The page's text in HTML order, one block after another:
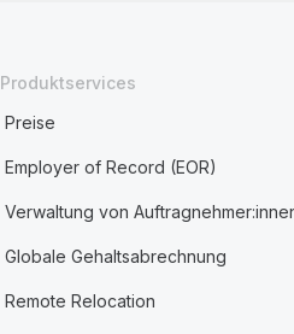
Produktservices
Preise
Employer of Record (EOR)
Verwaltung von
Globale Gehaltsabrechnung
Remote Relocation